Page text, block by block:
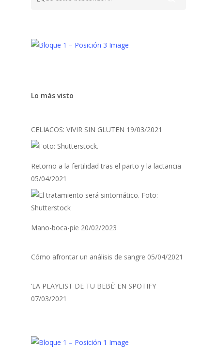
Lo más visto
CELIACOS: VIVIR SIN GLUTEN 19/03/2021
Retorno a la fertilidad tras el parto y la lactancia
05/04/2021
Mano-boca-pie 20/02/2023
Cómo afrontar un análisis de sangre 05/04/2021
‘LA PLAYLIST DE TU BEBÉ’ EN SPOTIFY
07/03/2021